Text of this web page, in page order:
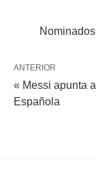
ANTERIOR
« Messi apunta
Española